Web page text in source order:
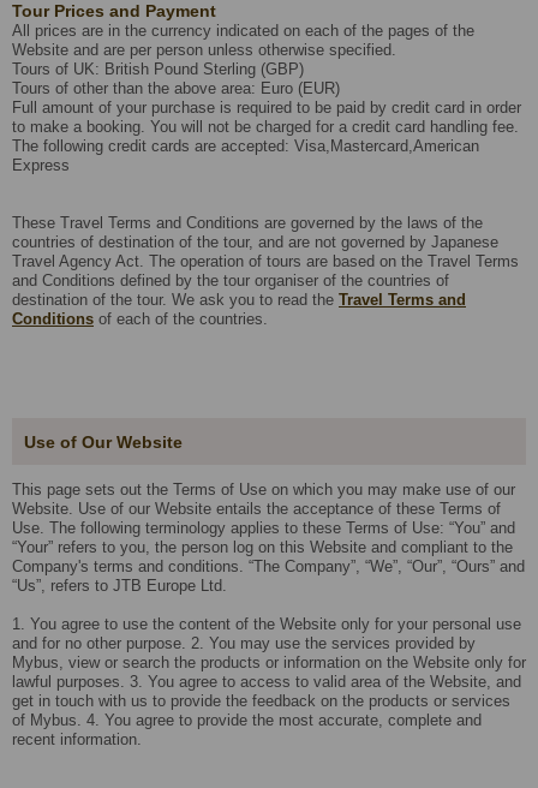
Tour Prices and Payment
All prices are in the currency indicated on each of the pages of the
Website and are per person unless otherwise specified.
Tours of UK: British Pound Sterling (GBP)
Tours of other than the above area: Euro (EUR)
Full amount of your purchase is required to be paid by credit card in order
to make a booking. You will not be charged for a credit card handling fee.
The following credit cards are accepted: Visa,Mastercard,American
Express
These Travel Terms and Conditions are governed by the laws of the
countries of destination of the tour, and are not governed by Japanese
Travel Agency Act. The operation of tours are based on the Travel Terms
and Conditions defined by the tour organiser of the countries of
destination of the tour. We ask you to read the Travel Terms and
Conditions of each of the countries.
Use of Our Website
This page sets out the Terms of Use on which you may make use of our
Website. Use of our Website entails the acceptance of these Terms of
Use. The following terminology applies to these Terms of Use: “You” and
“Your” refers to you, the person log on this Website and compliant to the
Company's terms and conditions. “The Company”, “We”, “Our”, “Ours” and
“Us”, refers to JTB Europe Ltd.
1. You agree to use the content of the Website only for your personal use
and for no other purpose. 2. You may use the services provided by
Mybus, view or search the products or information on the Website only for
lawful purposes. 3. You agree to access to valid area of the Website, and
get in touch with us to provide the feedback on the products or services
of Mybus. 4. You agree to provide the most accurate, complete and
recent information.